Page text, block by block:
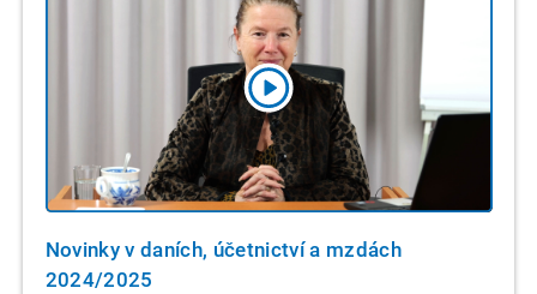
Novinky v daních, účetnictví a mzdách
2024/2025